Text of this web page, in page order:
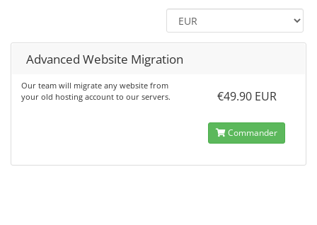
Advanced Website Migration
Our team will migrate any website from
your old hosting account to our servers.
€49.90 EUR
Commander